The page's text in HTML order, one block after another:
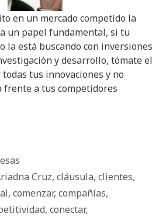
en un mercado competido la
un papel fundamental, si tu
la está buscando con inversiones
y desarrollo, tómate el
tus innovaciones y no
frente a tus competidores
Cruz, cláusula, clientes,
, comenzar, compañías,
, conectar,